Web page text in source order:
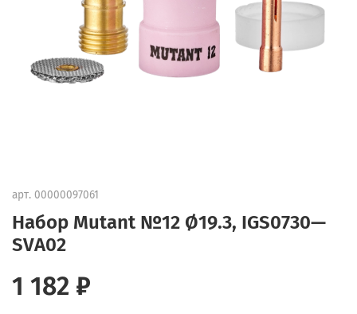
арт. 00000097061
Набор Mutant №12 Ø19.3, IGS0730—
SVA02
1 182 ₽